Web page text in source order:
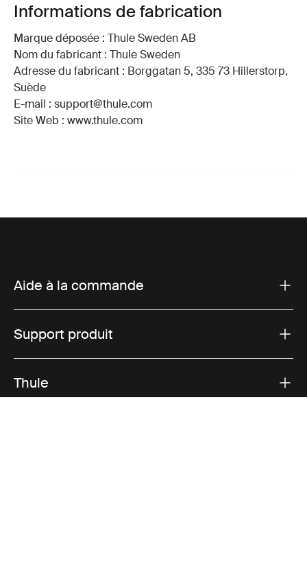
Informations de fabrication
Marque déposée : Thule Sweden AB
Nom du fabricant : Thule Sweden
Adresse du fabricant : Borggatan 5, 335 73 Hillerstorp,
Suède
E-mail : support@thule.com
Site Web : www.thule.com
Aide à la commande
Support produit
Thule